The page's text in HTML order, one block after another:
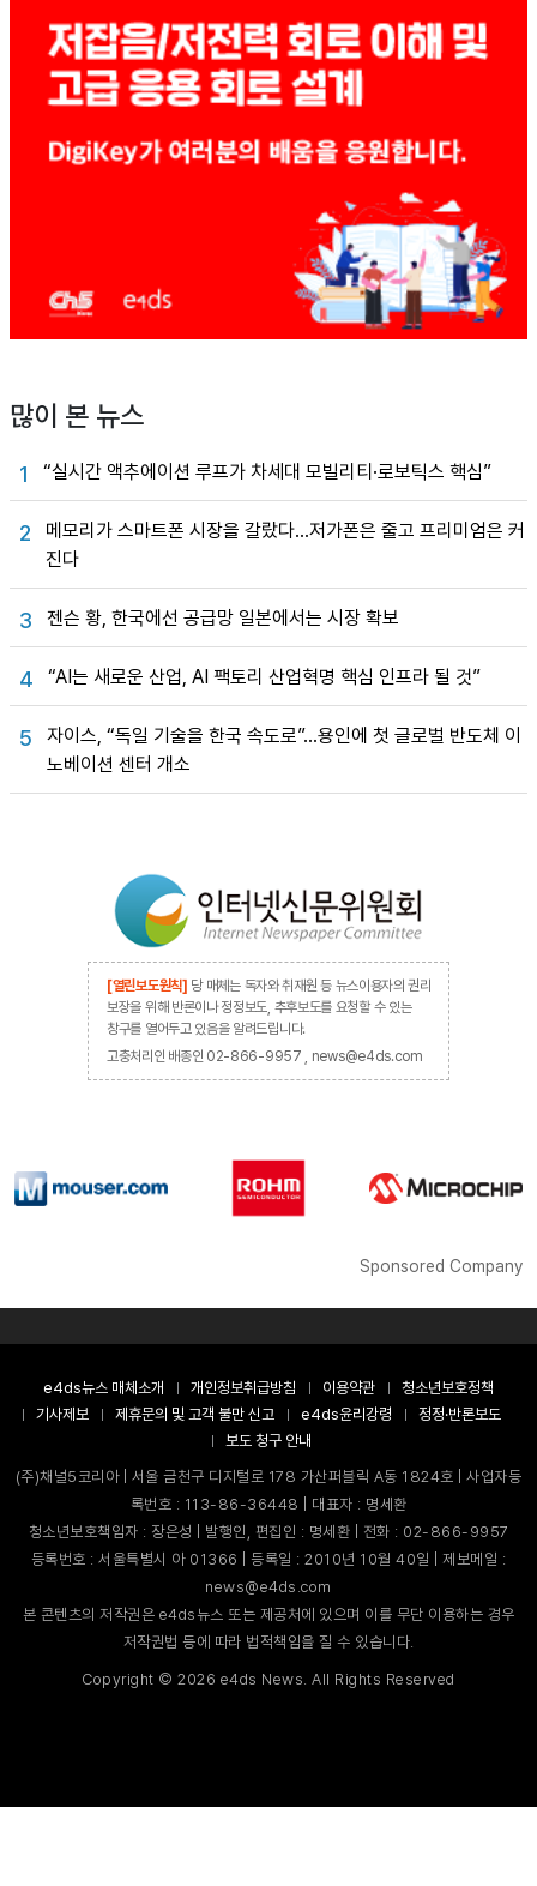
많이 본 뉴스
1 “실시간 액추에이션 루프가 차세대 모빌리티·로보틱스 핵심”
2
메모리가 스마트폰 시장을 갈랐다…저가폰은 줄고 프리미엄은 커
진다
3 젠슨 황, 한국에선 공급망 일본에서는 시장 확보
4 “AI는 새로운 산업, AI 팩토리 산업혁명 핵심 인프라 될 것”
5
자이스, “독일 기술을 한국 속도로”…용인에 첫 글로벌 반도체 이
노베이션 센터 개소
[열린보도원칙] 당 매체는 독자와 취재원 등 뉴스이용자의 권리
보장을 위해 반론이나 정정보도, 추후보도를 요청할 수 있는
창구를 열어두고 있음을 알려드립니다.
고충처리인 배종인 02-866-9957 , news@e4ds.com
Sponsored Company
e4ds뉴스 매체소개 개인정보취급방침 이용약관
청소년보호정책
기사제보
제휴문의 및 고객 불만 신고 e4ds윤리강령
정정·반론보도
보도 청구 안내
(주)채널5코리아 | 서울 금천구 디지털로 178 가산퍼블릭 A동 1824호 | 사업자등
록번호 : 113-86-36448 | 대표자 : 명세환
청소년보호책임자 : 장은성 | 발행인, 편집인 : 명세환 | 전화 : 02-866-9957
등록번호 : 서울특별시 아 01366 | 등록일 : 2010년 10월 40일 | 제보메일 :
news@e4ds.com
본 콘텐츠의 저작권은 e4ds뉴스 또는 제공처에 있으며 이를 무단 이용하는 경우
저작권법 등에 따라 법적책임을 질 수 있습니다.
Copyright ©2026 e4ds News. All Rights Reserved